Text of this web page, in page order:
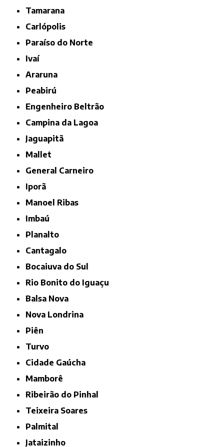
Tamarana
Carlópolis
Paraíso do Norte
Ivaí
Araruna
Peabirú
Engenheiro Beltrão
Campina da Lagoa
Jaguapitã
Mallet
General Carneiro
Iporã
Manoel Ribas
Imbaú
Planalto
Cantagalo
Bocaiuva do Sul
Rio Bonito do Iguaçu
Balsa Nova
Nova Londrina
Piên
Turvo
Cidade Gaúcha
Mamborê
Ribeirão do Pinhal
Teixeira Soares
Palmital
Jataizinho